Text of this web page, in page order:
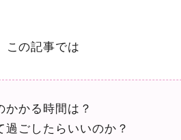
この記事では
かかる時間は？
過ごしたらいいのか？